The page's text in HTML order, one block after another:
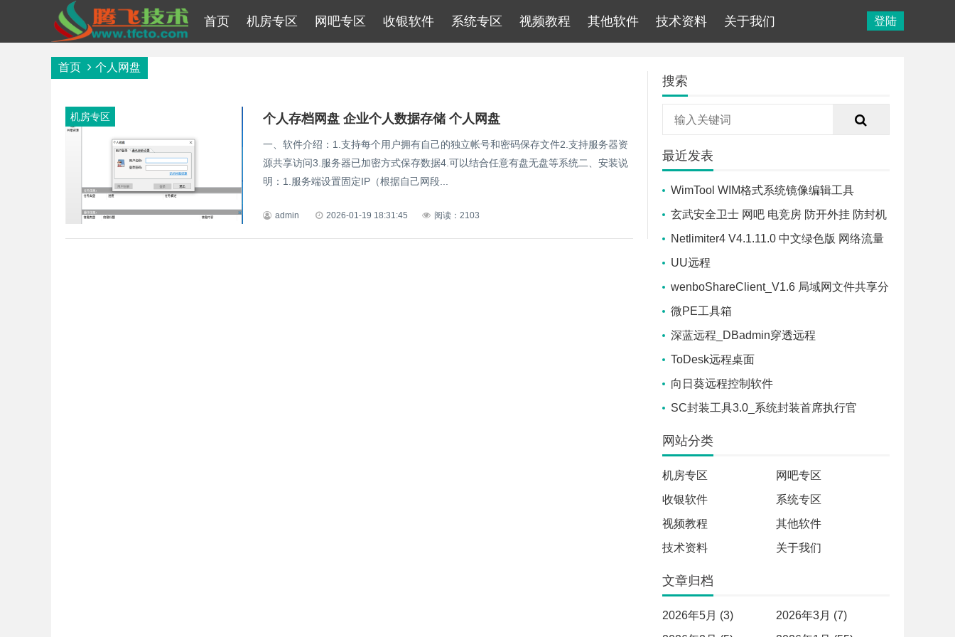
首页 机房专区 网吧专区 收银软件 系统专区 视频教程 其他软件 技术资料 关于我们 登陆
首页 个人网盘
机房专区 个人存档网盘 企业个人数据存储 个人网盘
一、软件介绍：1.支持每个用户拥有自己的独立帐号和密码保存文件2.支持服务器资
源共享访问3.服务器已加密方式保存数据4.可以结合任意有盘无盘等系统二、安装说
明：1.服务端设置固定IP（根据自己网段...
admin 2026-01-19 18:31:45 阅读：2103
搜索
最近发表
WimTool WIM格式系统镜像编辑工具
玄武安全卫士 网吧 电竞房 防开外挂 防封机
器码 防盗号 防御软件
Netlimiter4 V4.1.11.0 中文绿色版 网络流量
控制软件
UU远程
wenboShareClient_V1.6 局域网文件共享分
享工具
微PE工具箱
深蓝远程_DBadmin穿透远程
ToDesk远程桌面
向日葵远程控制软件
SC封装工具3.0_系统封装首席执行官
网站分类
机房专区
网吧专区
收银软件
系统专区
视频教程
其他软件
技术资料
关于我们
文章归档
2026年5月 (3)
2026年3月 (7)